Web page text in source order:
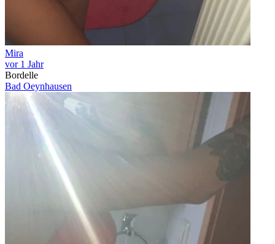
Mira
vor 1 Jahr
Bordelle
Bad Oeynhausen